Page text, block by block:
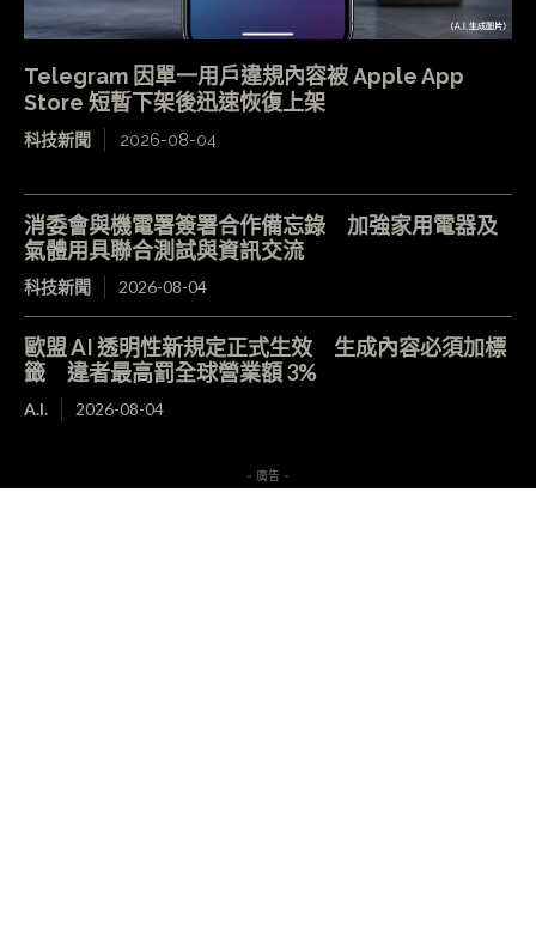
Telegram 因單一用戶違規內容被 Apple App
Store 短暫下架後迅速恢復上架
科技新聞 2026-08-04
消委會與機電署簽署合作備忘錄 加強家用電器及
氣體用具聯合測試與資訊交流
科技新聞 2026-08-04
歐盟 AI 透明性新規定正式生效 生成內容必須加標
籤 違者最高罰全球營業額 3%
A.I. 2026-08-04
- 廣告 -